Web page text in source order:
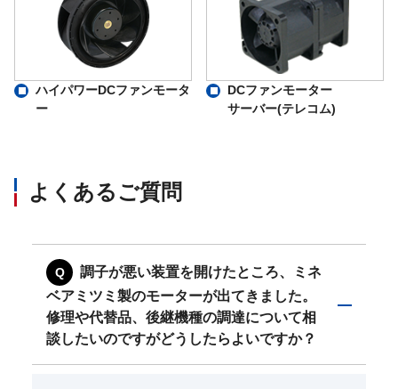
ハイパワーDCファンモータ
ー
DCファンモーター
サーバー(テレコム)
よくあるご質問
調子が悪い装置を開けたところ、ミネ
ベアミツミ製のモーターが出てきました。
修理や代替品、後継機種の調達について相
談したいのですがどうしたらよいですか？